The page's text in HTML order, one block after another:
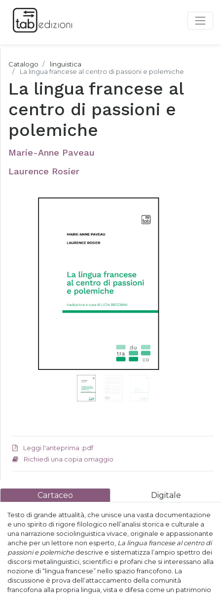
Catalogo
linguistica
La lingua francese al centro di passioni e polemiche
La lingua francese al
centro di passioni e
polemiche
Marie-Anne Paveau
Laurence Rosier
Leggi l'anteprima .pdf
Richiedi una copia omaggio
Cartaceo Digitale
Testo di grande attualità, che unisce una vasta documentazione
e uno spirito di rigore filologico nell’analisi storica e culturale a
una narrazione sociolinguistica vivace, originale e appassionante
anche per un lettore non esperto, La lingua francese al centro di
passioni e polemichedescrive e sistematizza l’ampio spettro dei
discorsi metalinguistici, scientifici e profani che si interessano alla
nozione di “lingua francese” nello spazio francofono. La
discussione è prova dell’attaccamento della comunità
francofona alla propria lingua, vista e difesa come un patrimonio